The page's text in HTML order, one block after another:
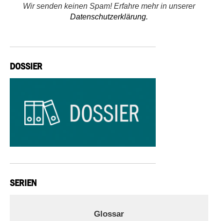
Wir senden keinen Spam! Erfahre mehr in unserer
Datenschutzerklärung.
DOSSIER
SERIEN
Glossar